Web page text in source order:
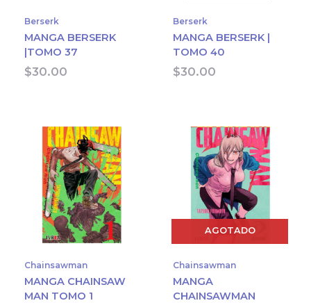
Berserk
MANGA BERSERK
|TOMO 37
$30.00
Berserk
MANGA BERSERK |
TOMO 40
$30.00
Chainsawman
MANGA CHAINSAW
MAN TOMO 1
AGOTADO
Chainsawman
MANGA
CHAINSAWMAN